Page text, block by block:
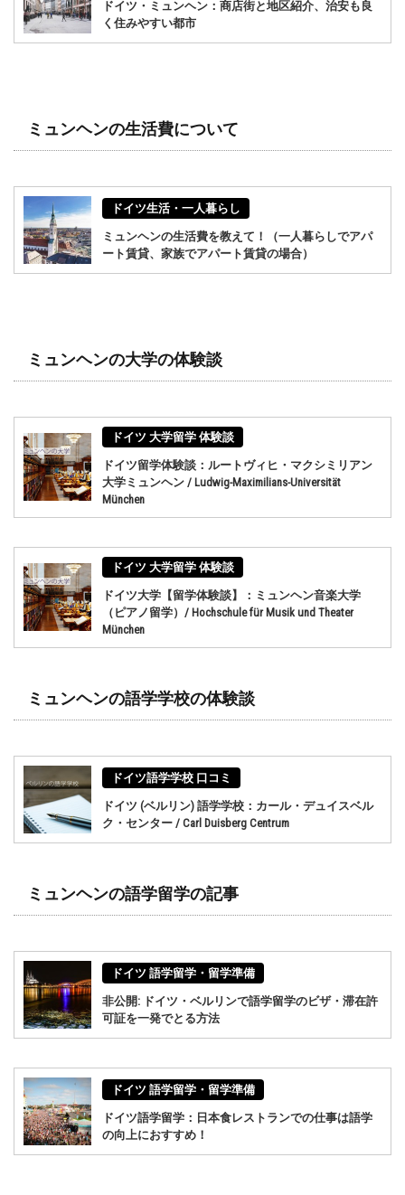
ドイツ・ミュンヘン：商店街と地区紹介、治安も良
く住みやすい都市
ミュンヘンの生活費について
ドイツ生活・一人暮らし
ミュンヘンの生活費を教えて！（一人暮らしでアパ
ート賃貸、家族でアパート賃貸の場合）
ミュンヘンの大学の体験談
ドイツ 大学留学 体験談
ドイツ留学体験談：ルートヴィヒ・マクシミリアン
大学ミュンヘン / Ludwig-Maximilians-Universität
München
ドイツ 大学留学 体験談
ドイツ大学【留学体験談】：ミュンヘン音楽大学
（ピアノ留学）/ Hochschule für Musik und Theater
München
ミュンヘンの語学学校の体験談
ドイツ語学学校 口コミ
ドイツ (ベルリン) 語学学校：カール・デュイスベル
ク・センター / Carl Duisberg Centrum
ミュンヘンの語学留学の記事
ドイツ 語学留学・留学準備
非公開: ドイツ・ベルリンで語学留学のビザ・滞在許
可証を一発でとる方法
ドイツ 語学留学・留学準備
ドイツ語学留学：日本食レストランでの仕事は語学
の向上におすすめ！